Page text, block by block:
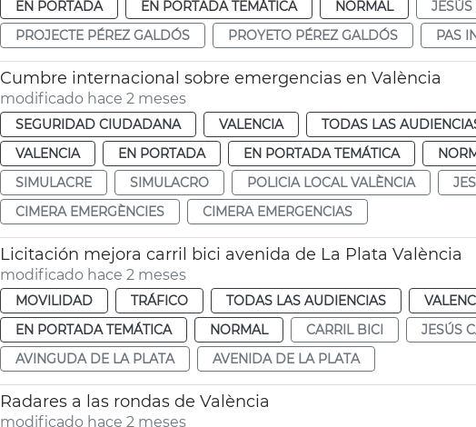
EN PORTADA
EN PORTADA TEMÁTICA NORMAL
PROJECTE PÉREZ GALDÓS
PROYETO PÉREZ GALDÓS PAS
Cumbre internacional sobre emergencias en València
modificado hace 2 meses
SEGURIDAD CIUDADANA VALENCIA TODAS LAS
VALENCIA
EN PORTADA EN PORTADA TEMÁTICA
SIMULACRE
SIMULACRO POLICIA LOCAL VALÈNCIA
CIMERA EMERGÈNCIES
CIMERA EMERGENCIAS
Licitación mejora carril bici avenida de La Plata València
modificado hace 2 meses
MOVILIDAD TRÁFICO TODAS LAS AUDIENCIAS
EN PORTADA TEMÁTICA
NORMAL CARRIL BICI
JESÚS
AVINGUDA DE LA PLATA
AVENIDA DE LA PLATA
Radares a las rondas de València
modificado hace 2 meses